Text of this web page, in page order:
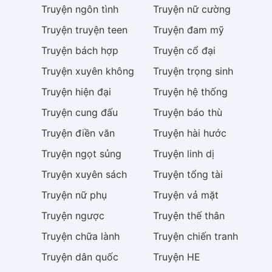
Truyện ngôn tình Truyện nữ cường
Truyện truyện teen Truyện đam mỹ
Truyện bách hợp Truyện cổ đại
Truyện xuyên không Truyện trọng sinh
Truyện hiện đại Truyện hệ thống
Truyện cung đấu Truyện báo thù
Truyện điền văn Truyện hài hước
Truyện ngọt sủng Truyện linh dị
Truyện xuyên sách Truyện tổng tài
Truyện nữ phụ Truyện vả mặt
Truyện ngược Truyện thế thân
Truyện chữa lành Truyện chiến tranh
Truyện dân quốc Truyện HE